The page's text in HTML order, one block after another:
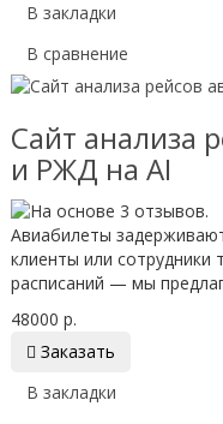
В закладки
В сравнение
Сайт анализа
и РЖД на AI
Авиабилеты
клиенты или сотрудники
расписаний — мы
48000 р.
 Заказать
В закладки